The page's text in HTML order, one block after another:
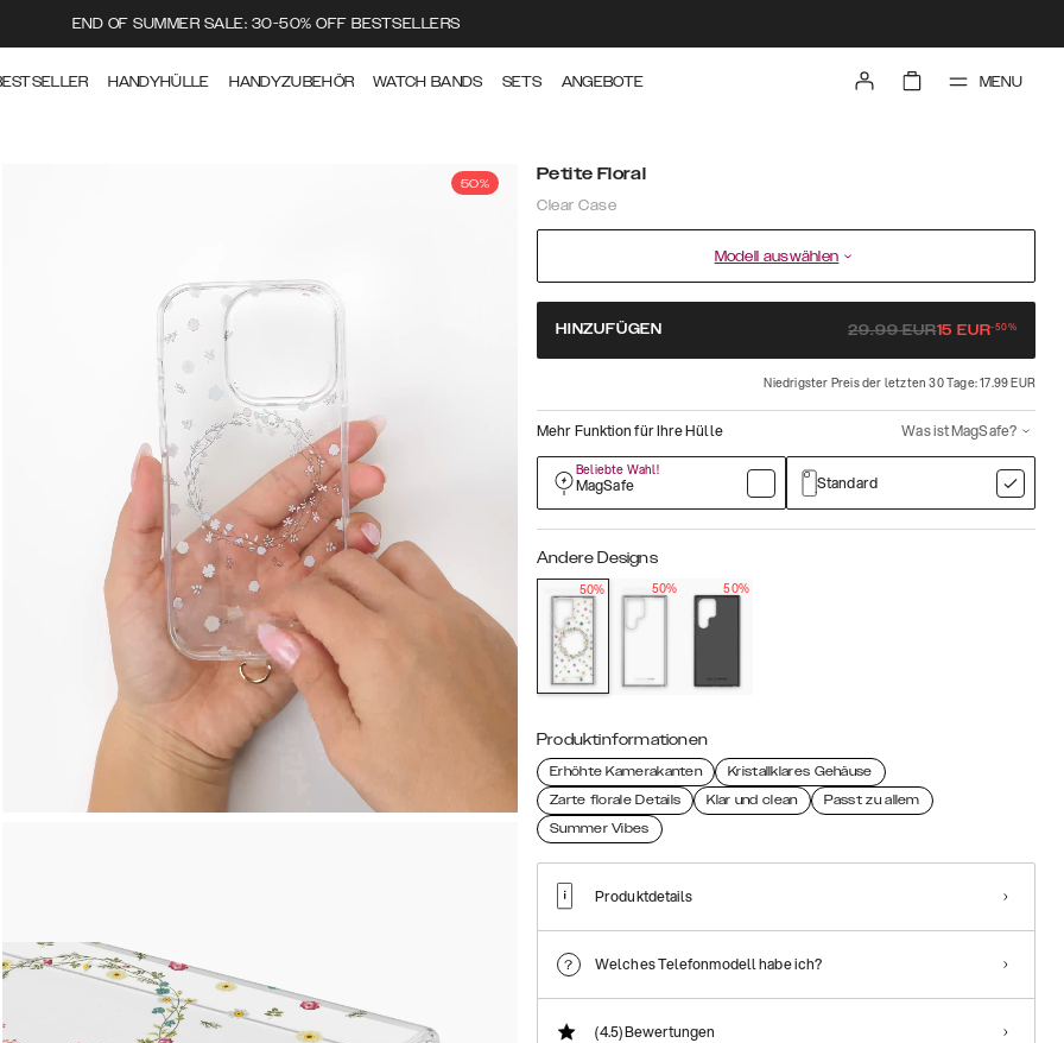
END OF SUMMER SALE: 30-50% OFF BESTSELLERS
HANDYHÜLLE HANDYZUBEHÖR WATCH BANDS SETS ANGEBOTE MENU
50% Petite Floral
Clear Case
Modell auswählen
HINZUFÜGEN 29.99EUR15 EUR-50%
Niedrigster Preis der letzten 30 Tage: 17.99 EUR
Mehr Funktion für Ihre Hülle Was ist MagSafe?
Beliebte Wahl!
MagSafe Standard
Andere Designs
50% 50% 50%
Produktinformationen
Erhöhte Kamerakanten
Kristallklares Gehäuse
Zarte florale Details
Klar und clean
Passt zu allem
Summer Vibes
Produktdetails
Welches Telefonmodell habe ich?
(4.5)Bewertungen